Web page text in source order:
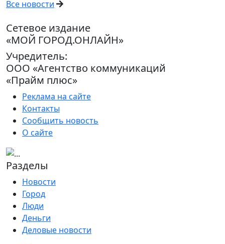
Все новости
Сетевое издание
«МОЙ ГОРОД.ОНЛАЙН»
Учредитель:
ООО «Агентство коммуникаций
«Прайм плюс»
Реклама на сайте
Контакты
Сообщить новость
О сайте
Разделы
Новости
Город
Люди
Деньги
Деловые новости